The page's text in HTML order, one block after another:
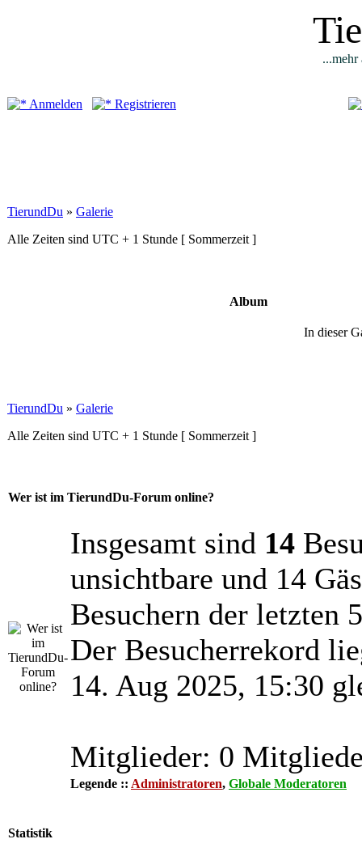
...mehr
Anmelden Registrieren
TierundDu » Galerie
Alle Zeiten sind UTC + 1 Stunde [ Sommerzeit ]
Album
In dieser
TierundDu » Galerie
Alle Zeiten sind UTC + 1 Stunde [ Sommerzeit ]
Wer ist im TierundDu-Forum online?
Insgesamt sind 14
unsichtbare und 14
Besuchern der letzten
Der Besucherrekord
14. Aug 2025, 15:30
Mitglieder: 0
Legende :: Administratoren, Globale Moderatoren
Statistik